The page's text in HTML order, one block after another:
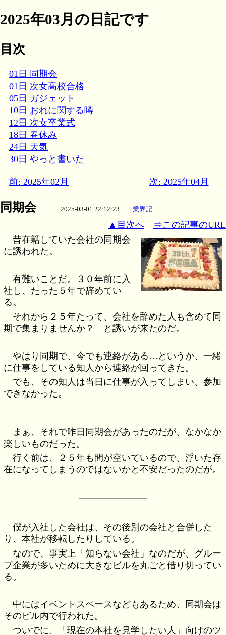
2025年03月の日記です
目次
01日 同期会
01日 次女高校合格
05日 ガジェット
10日 おれに関する噂
12日 次女卒業式
18日 春休み
24日 天気
30日 やっと書いた
前: 2025年02月 次: 2025年04月
同期会 2025-03-01 22:12:23 業界記
▲目次へ
⇒この記事のURL
昔在籍していた会社の同期会
に誘われた。
有難いことだ。３０年前に入
社し、たった５年で辞めてい
る。
それから２５年たって、会社を辞めた人も含めて同
期で集まりませんか？ と誘いが来たのだ。
やはり同期で、今でも連絡がある…というか、一緒
に仕事をしている知人から連絡が回ってきた。
でも、その知人は当日に仕事が入ってしまい、参加
できなかった。
まぁ、それで昨日同期会があったのだが、なかなか
楽しいものだった。
行く前は、２５年も間が空いているので、浮いた存
在になってしまうのではないかと不安だったのだが。
僕が入社した会社は、その後別の会社と合併した
り、本社が移転したりしている。
なので、事実上「知らない会社」なのだが、グルー
プ企業が多いために大きなビルを丸ごと借り切ってい
る。
中にはイベントスペースなどもあるため、同期会は
そのビル内で行われた。
ついでに、「現在の本社を見学したい人」向けのツ